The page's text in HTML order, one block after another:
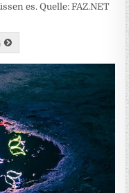
es. Quelle: FAZ.NET